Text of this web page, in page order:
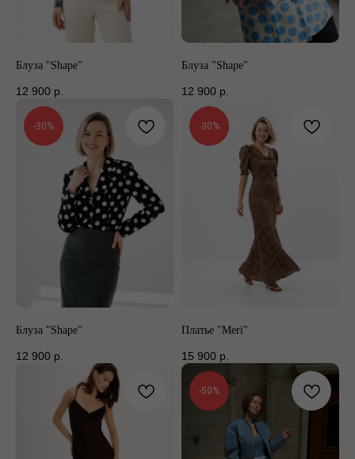
Блуза "Shape"
12 900 р.
Блуза "Shape"
12 900 р.
-30%
Блуза "Shape"
12 900 р.
-30%
Платье "Meri"
15 900 р.
-50%